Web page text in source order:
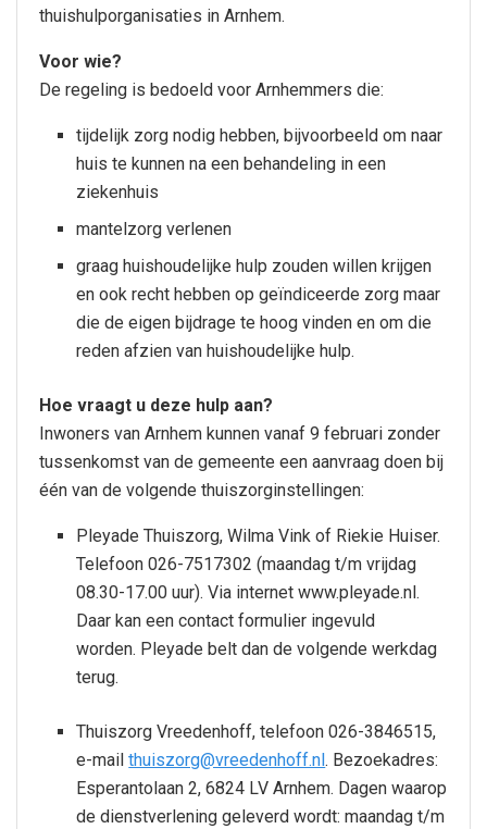
thuishulporganisaties in Arnhem.
Voor wie?
De regeling is bedoeld voor Arnhemmers die:
tijdelijk zorg nodig hebben, bijvoorbeeld om naar
huis te kunnen na een behandeling in een
ziekenhuis
mantelzorg verlenen
graag huishoudelijke hulp zouden willen krijgen
en ook recht hebben op geïndiceerde zorg maar
die de eigen bijdrage te hoog vinden en om die
reden afzien van huishoudelijke hulp.
Hoe vraagt u deze hulp aan?
Inwoners van Arnhem kunnen vanaf 9 februari zonder
tussenkomst van de gemeente een aanvraag doen bij
één van de volgende thuiszorginstellingen:
Pleyade Thuiszorg, Wilma Vink of Riekie Huiser.
Telefoon 026-7517302 (maandag t/m vrijdag
08.30-17.00 uur). Via internet www.pleyade.nl.
Daar kan een contact formulier ingevuld
worden. Pleyade belt dan de volgende werkdag
terug.
Thuiszorg Vreedenhoff, telefoon 026-3846515,
e-mailthuiszorg@vreedenhoff.nl. Bezoekadres:
Esperantolaan 2, 6824 LV Arnhem. Dagen waarop
de dienstverlening geleverd wordt: maandag t/m